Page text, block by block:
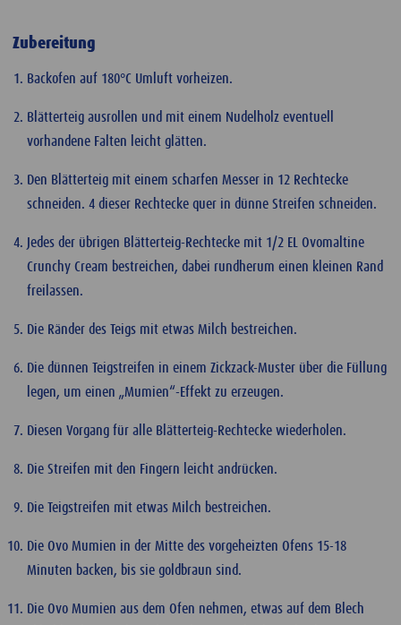
Zubereitung
Backofen auf 180°C Umluft vorheizen.
Blätterteig ausrollen und mit einem Nudelholz eventuell
vorhandene Falten leicht glätten.
Den Blätterteig mit einem scharfen Messer in 12 Rechtecke
schneiden. 4 dieser Rechtecke quer in dünne Streifen schneiden.
Jedes der übrigen Blätterteig-Rechtecke mit 1/2 EL Ovomaltine
Crunchy Cream bestreichen, dabei rundherum einen kleinen Rand
freilassen.
Die Ränder des Teigs mit etwas Milch bestreichen.
Die dünnen Teigstreifen in einem Zickzack-Muster über die Füllung
legen, um einen „Mumien“-Effekt zu erzeugen.
Diesen Vorgang für alle Blätterteig-Rechtecke wiederholen.
Die Streifen mit den Fingern leicht andrücken.
Die Teigstreifen mit etwas Milch bestreichen.
Die Ovo Mumien in der Mitte des vorgeheizten Ofens 15-18
Minuten backen, bis sie goldbraun sind.
Die Ovo Mumien aus dem Ofen nehmen, etwas auf dem Blech